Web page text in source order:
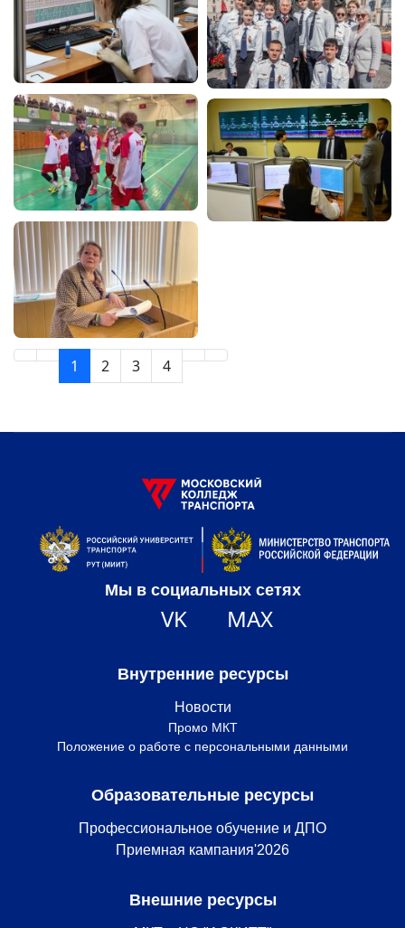
1 2 3 4
Мы в социальных сетях
VK MAX
Внутренние ресурсы
Новости
Промо МКТ
Положение о работе с персональными данными
Образовательные ресурсы
Профессиональное обучение и ДПО
Приемная кампания'2026
Внешние ресурсы